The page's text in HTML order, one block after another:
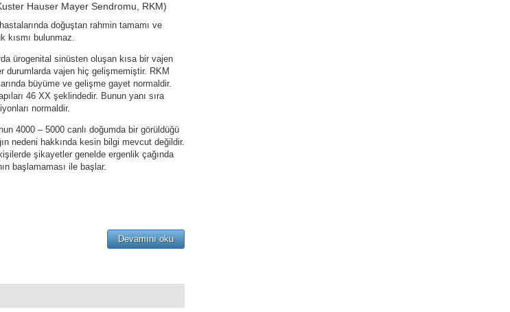
Hauser Mayer Sendromu, RKM)
doğuştan rahmin tamamı ve
kısmı bulunmaz.
ürogenital sinüsten oluşan kısa bir vajen
durumlarda vajen hiç gelişmemiştir. RKM
büyüme ve gelişme gayet normaldir.
46 XX şeklindedir. Bunun yanı sıra
normaldir.
4000 – 5000 canlı doğumda bir görüldüğü
nedeni hakkında kesin bilgi mevcut değildir.
şikayetler genelde ergenlik çağında
başlamaması ile başlar.
Devamını oku